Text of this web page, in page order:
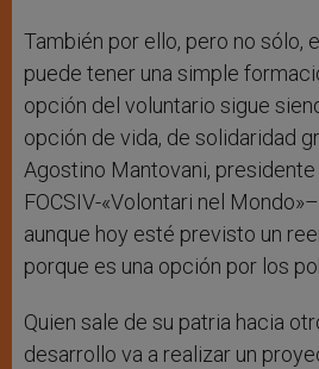
También por ello, pero no sólo,
puede tener una simple
opción del voluntario sigue
opción de vida, de solidaridad
Agostino Mantovani, presidente
FOCSIV-«Volontari nel
aunque hoy esté previsto un
porque es una opción por los
Quien sale de su patria hacia
desarrollo va a realizar un